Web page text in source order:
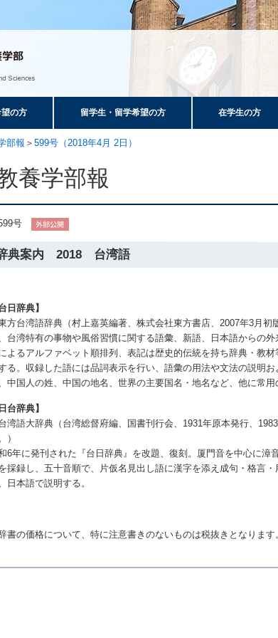
の方 留学生・留学希望の方 在学生の方
部報 ＞ 599号（2018年4月 2日）
養学部報
号
典案内 2018 台湾語
日辞典】
方台湾語辞典（村上嘉英編著、株式会社東方書店、2007年3月
台湾特有の事物や風俗習慣に関する語彙、新語、日本語からの
よるアルファベット順排列、表記は歴史的伝統を持ち辞典・教
る。収録した語には品詞表示を行い、語彙の用法や文法の説明
中国人の姓、中国の地名、世界の主要国名・地名など、他に常用
台辞典】
湾語大辞典（台湾総督府編、国書刊行会、1931年原本発行、
）
6年に発刊された『台日辞典』を改題、復刻。厦門音を中心に
採録し、五十音順で、片仮名見出し語に漢字を添え成句・格言
日本語で説明する。
書の価格について、特に注意書きのないものは税抜きとなります